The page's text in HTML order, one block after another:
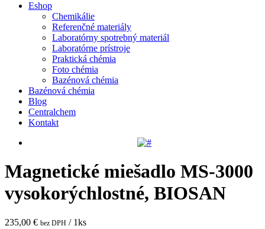
Eshop
Chemikálie
Referenčné materiály
Laboratórny spotrebný materiál
Laboratórne prístroje
Praktická chémia
Foto chémia
Bazénová chémia
Bazénová chémia
Blog
Centralchem
Kontakt
Magnetické miešadlo MS-3000
vysokorýchlostné, BIOSAN
235,00 € bez DPH / 1ks